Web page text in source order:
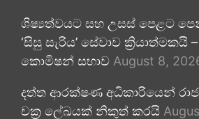
ශිෂ්‍යත්වයට සහ උසස් පෙළට
‘සිසු සැරිය’ සේවාව
කොමිෂන් සභාව August 8,
දත්ත ආරක්ෂණ අධිකාරියෙන්
චක්‍ර ලේඛයක් නිකුත් කරයි